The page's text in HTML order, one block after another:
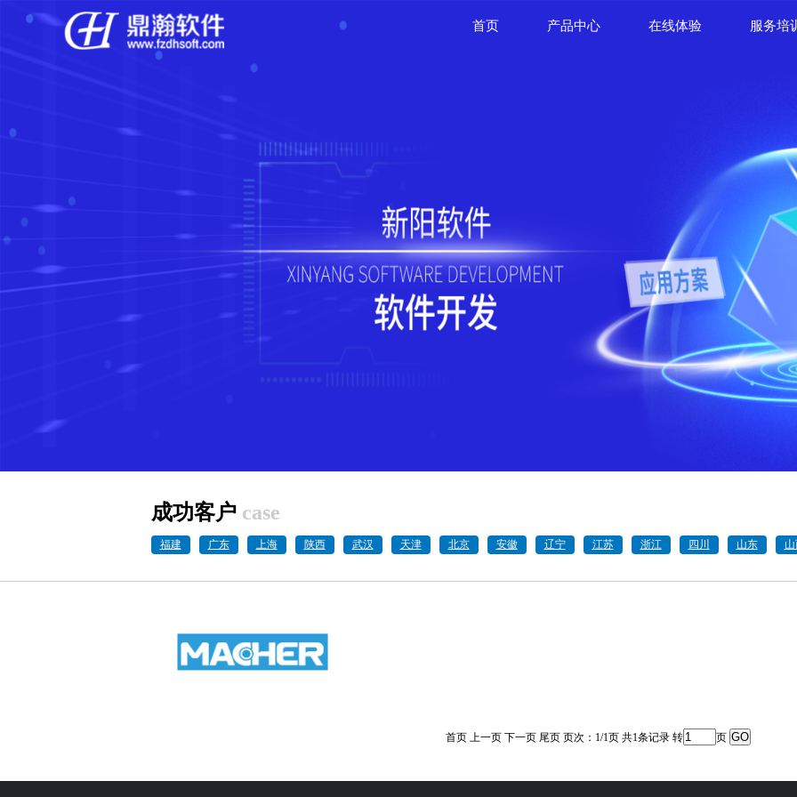
首页 产品中心 在线体验 服务培
成功客户 case
福建 广东 上海 陕西 武汉 天津 北京 安徽 辽宁 江苏 浙江 四川 山东
首页 上一页 下一页 尾页 页次：1/1页 共1条记录 转 页